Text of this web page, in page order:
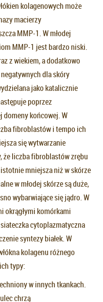
kolagenowych może
macierzy
MMP-1. W młodej
MMP-1 jest bardzo niski.
z wiekiem, a dodatkowo
dla skóry
jako katalicznie
poprzez
końcowej. W
fibroblastów i tempo ich
się wytwarzanie
że liczba fibroblastów zrębu
mniejsza niż w skórze
w młodej skórze są duże,
wybarwiające się jądro. W
okrągłymi komórkami
cytoplazmatyczna
syntezy białek. W
kolagenu różnego
typy:
w innych tkankach.
chrzą